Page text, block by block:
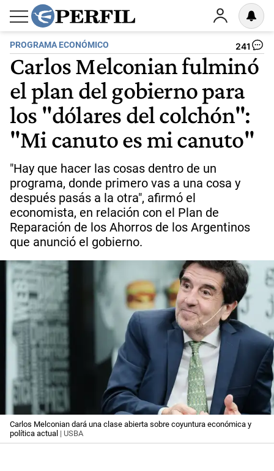
PROGRAMA ECONÓMICO 241
Carlos Melconian fulminó
el plan del gobierno para
los "dólares del colchón":
"Mi canuto es mi canuto"
"Hay que hacer las cosas dentro de un
programa, donde primero vas a una cosa y
después pasás a la otra", afirmó el
economista, en relación con el Plan de
Reparación de los Ahorros de los Argentinos
que anunció el gobierno.
Carlos Melconian dará una clase abierta sobre coyuntura económica y
política actual | USBA